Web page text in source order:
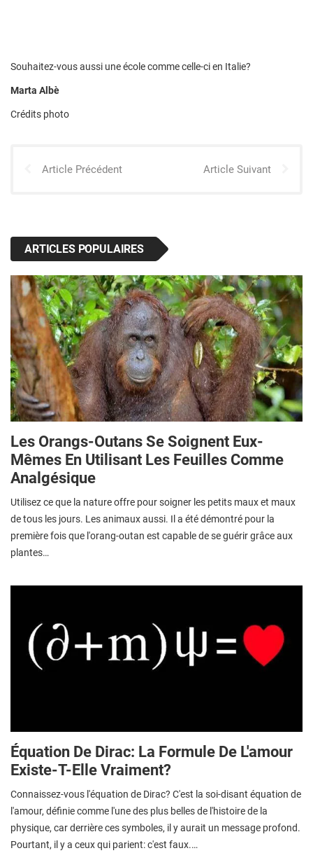
Souhaitez-vous aussi une école comme celle-ci en Italie?
Marta Albè
Crédits photo
Article Précédent Article Suivant
ARTICLES POPULAIRES
Les Orangs-Outans Se Soignent Eux-
Mêmes En Utilisant Les Feuilles Comme
Analgésique
Utilisez ce que la nature offre pour soigner les petits maux et maux
de tous les jours. Les animaux aussi. Il a été démontré pour la
première fois que l'orang-outan est capable de se guérir grâce aux
plantes…
Équation De Dirac: La Formule De L'amour
Existe-T-Elle Vraiment?
Connaissez-vous l'équation de Dirac? C'est la soi-disant équation de
l'amour, définie comme l'une des plus belles de l'histoire de la
physique, car derrière ces symboles, il y aurait un message profond.
Pourtant, il y a ceux qui parient: c'est faux.…